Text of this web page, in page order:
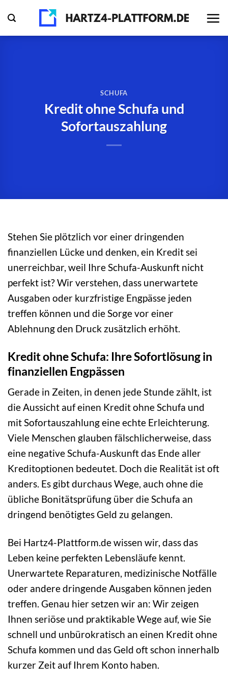
Inhalt
springen
SCHUFA
Kredit ohne Schufa und
Sofortauszahlung
Stehen Sie plötzlich vor einer dringenden
finanziellen Lücke und denken, ein Kredit sei
unerreichbar, weil Ihre Schufa-Auskunft nicht
perfekt ist? Wir verstehen, dass unerwartete
Ausgaben oder kurzfristige Engpässe jeden
treffen können und die Sorge vor einer
Ablehnung den Druck zusätzlich erhöht.
Kredit ohne Schufa: Ihre Sofortlösung in
finanziellen Engpässen
Gerade in Zeiten, in denen jede Stunde zählt, ist
die Aussicht auf einen Kredit ohne Schufa und
mit Sofortauszahlung eine echte Erleichterung.
Viele Menschen glauben fälschlicherweise, dass
eine negative Schufa-Auskunft das Ende aller
Kreditoptionen bedeutet. Doch die Realität ist oft
anders. Es gibt durchaus Wege, auch ohne die
übliche Bonitätsprüfung über die Schufa an
dringend benötigtes Geld zu gelangen.
Bei Hartz4-Plattform.de wissen wir, dass das
Leben keine perfekten Lebensläufe kennt.
Unerwartete Reparaturen, medizinische Notfälle
oder andere dringende Ausgaben können jeden
treffen. Genau hier setzen wir an: Wir zeigen
Ihnen seriöse und praktikable Wege auf, wie Sie
schnell und unbürokratisch an einen Kredit ohne
Schufa kommen und das Geld oft schon innerhalb
kurzer Zeit auf Ihrem Konto haben.